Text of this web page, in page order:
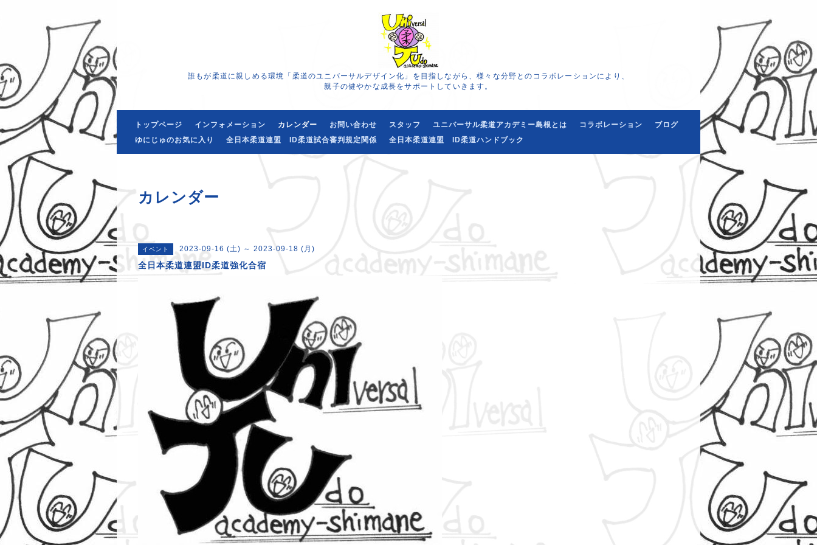
誰もが柔道に親しめる環境「柔道のユニバーサルデザイン化」を目指しながら、様々な分野とのコラボレーションにより、
親子の健やかな成長をサポートしていきます。
トップページ インフォメーション カレンダー お問い合わせ スタッフ ユニバーサル柔道アカデミー島根とは コラボレーション
ブログ
ゆにじゅのお気に入り
全日本柔道連盟 ID柔道試合審判規定関係 全日本柔道連盟 ID柔道ハンドブック
カレンダー
イベント 2023-09-16 (土) ～ 2023-09-18 (月)
全日本柔道連盟ID柔道強化合宿